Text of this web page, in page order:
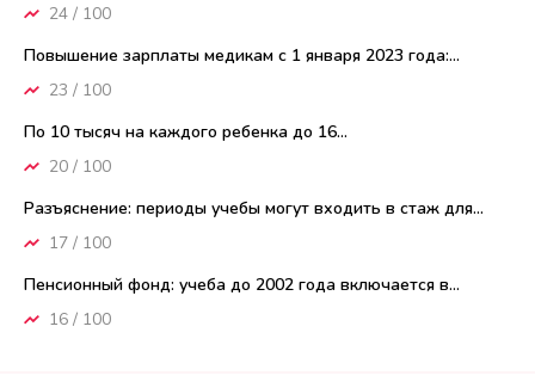
24 / 100
Повышение зарплаты медикам с 1 января 2023 года:...
23 / 100
По 10 тысяч на каждого ребенка до 16...
20 / 100
Разъяснение: периоды учебы могут входить в стаж для...
17 / 100
Пенсионный фонд: учеба до 2002 года включается в...
16 / 100